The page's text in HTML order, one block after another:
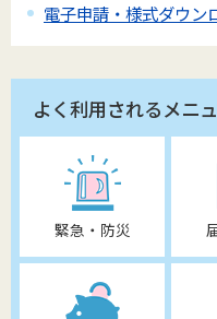
電子申請・様式ダウン
よく利用されるメニ
緊急・防災